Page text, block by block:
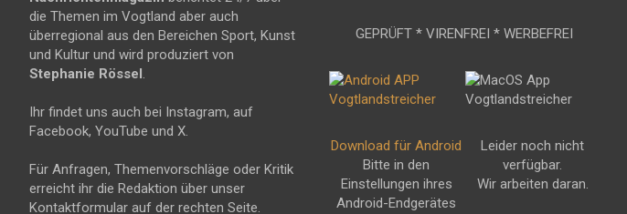
die Themen im Vogtland aber auch
überregional aus den Bereichen Sport, Kunst
und Kultur und wird produziert von
Stephanie Rössel.
Ihr findet uns auch bei Instagram, auf
Facebook, YouTube und X.
Für Anfragen, Themenvorschläge oder Kritik
erreicht ihr die Redaktion über unser
Kontaktformular auf der rechten Seite.
GEPRÜFT * VIRENFREI * WERBEFREI
Download für Android
Bitte in den
Einstellungen ihres
Android-Endgerätes
Leider noch nicht
verfügbar.
Wir arbeiten daran.